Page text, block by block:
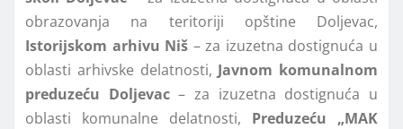
obrazovanja na teritoriji opštine Doljevac,
Istorijskom arhivu Niš – za izuzetna dostignuća u
oblasti arhivske delatnosti, Javnom komunalnom
preduzeću Doljevac– za izuzetna dostignuća u
oblasti komunalne delatnosti, Preduzeću „MAK